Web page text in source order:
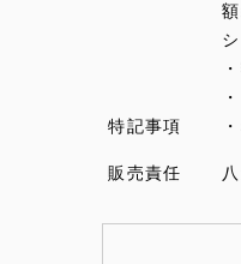
特記事項
販売責任